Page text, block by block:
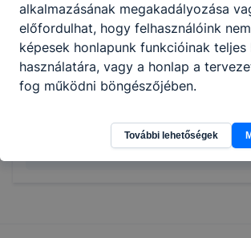
alkalmazásának megakadályozása
előfordulhat, hogy felhasználóink
képesek honlapunk funkcióinak teljes
használatára, vagy a honlap a
fog működni böngészőjében.
További lehetőségek